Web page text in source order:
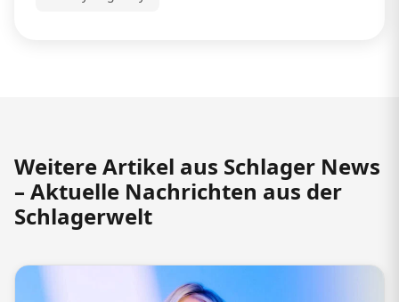
Weitere Artikel aus Schlager News
– Aktuelle Nachrichten aus der
Schlagerwelt